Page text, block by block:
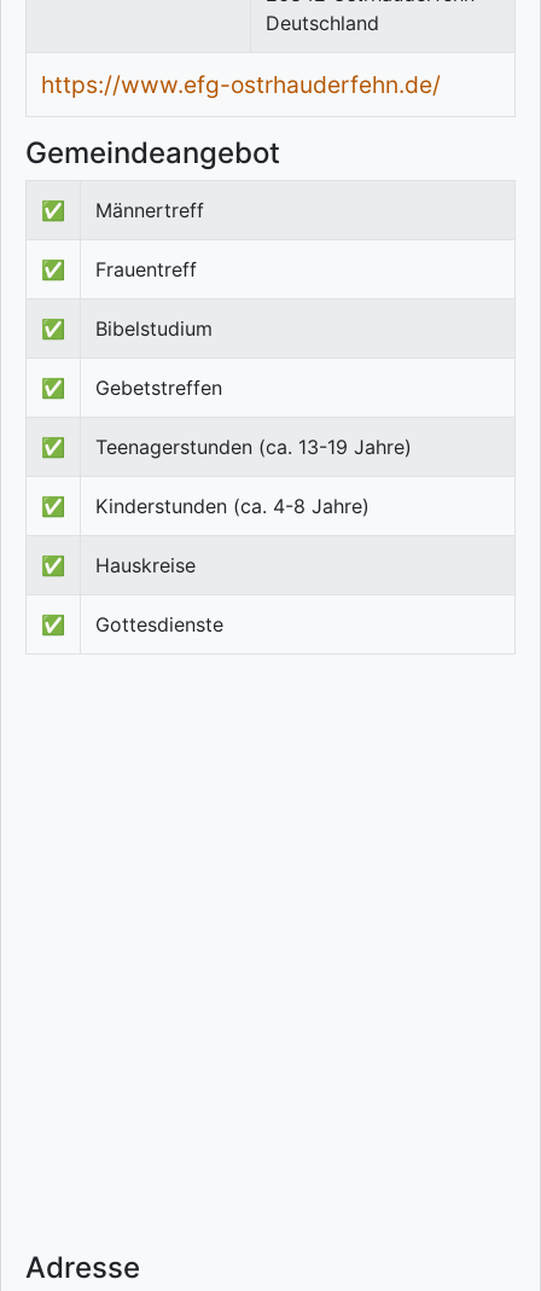
Deutschland
https://www.efg-ostrhauderfehn.de/
Gemeindeangebot
✅ Männertreff
✅ Frauentreff
✅ Bibelstudium
✅ Gebetstreffen
✅ Teenagerstunden (ca. 13-19 Jahre)
✅ Kinderstunden (ca. 4-8 Jahre)
✅ Hauskreise
✅ Gottesdienste
Adresse